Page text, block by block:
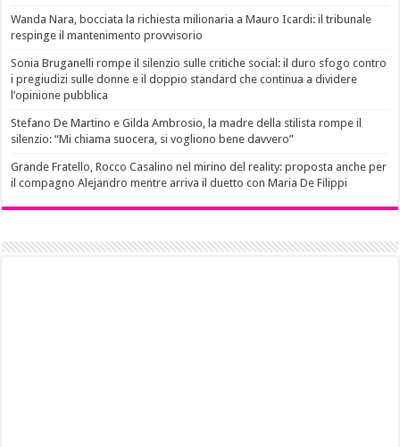
Wanda Nara, bocciata la richiesta milionaria a Mauro Icardi: il tribunale
respinge il mantenimento provvisorio
Sonia Bruganelli rompe il silenzio sulle critiche social: il duro sfogo contro
i pregiudizi sulle donne e il doppio standard che continua a dividere
l’opinione pubblica
Stefano De Martino e Gilda Ambrosio, la madre della stilista rompe il
silenzio: “Mi chiama suocera, si vogliono bene davvero”
Grande Fratello, Rocco Casalino nel mirino del reality: proposta anche per
il compagno Alejandro mentre arriva il duetto con Maria De Filippi